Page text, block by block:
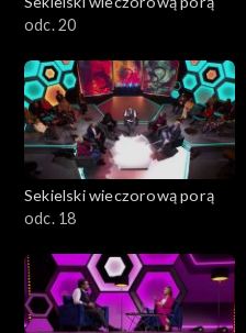
odc. 20
Sekielski wieczorową porą
odc. 18